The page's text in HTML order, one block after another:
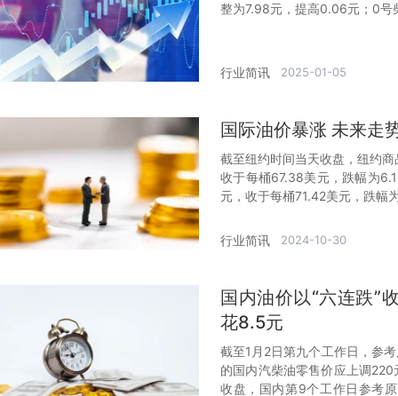
整为7.98元，提高0.06元；0号
行业简讯 2025-01-05
国际油价暴涨 未来走
截至纽约时间当天收盘，纽约
收于每桶67.38美元，跌幅为
元，收于每桶71.42美元，跌幅
行业简讯 2024-10-30
国内油价以“六连跌”
花8.5元
截至1月2日第九个工作日，参
的国内汽柴油零售价应上调
收盘，国内第9个工作日参考